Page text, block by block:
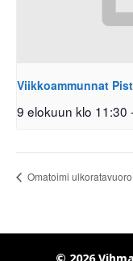
Viikkoammunnat
9 elokuun klo 11:30
Omatoimi